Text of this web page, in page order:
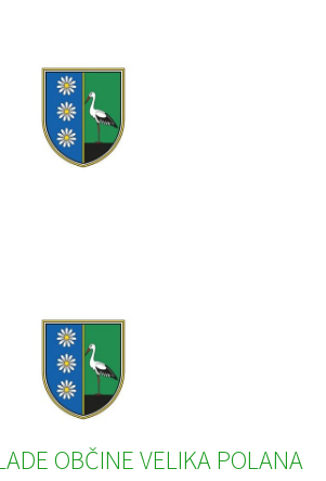
OBČINE VELIKA POLANA